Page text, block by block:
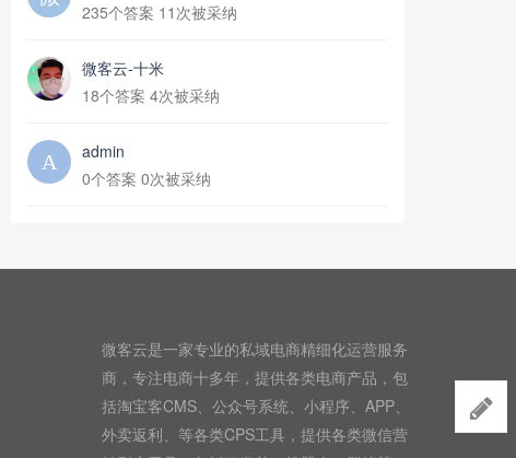
235个答案 11次被采纳
微客云-十米
18个答案 4次被采纳
admin
0个答案 0次被采纳
微客云是一家专业的私域电商精细化运营服务
商，专注电商十多年，提供各类电商产品，包
括淘宝客CMS、公众号系统、小程序、APP、
外卖返利、等各类CPS工具，提供各类微信营